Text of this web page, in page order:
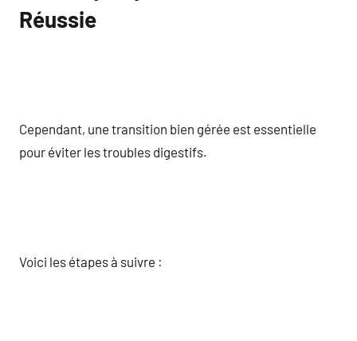
Réussie
Cependant, une transition bien gérée est essentielle
pour éviter les troubles digestifs.
Voici les étapes à suivre :